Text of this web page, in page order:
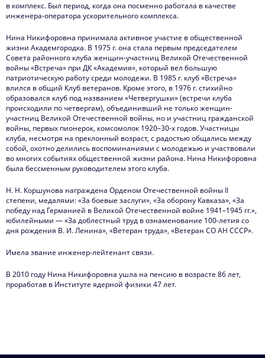
в комплекс. Был период, когда она посменно работала в качестве
инженера-оператора ускорительного комплекса.
Нина Никифоровна принимала активное участие в общественной
жизни Академгородка. В 1975 г. она стала первым председателем
Совета районного клуба женщин-участниц Великой Отечественной
войны «Встреча» при ДК «Академия», который вел большую
патриотическую работу среди молодежи. В 1985 г. клуб «Встреча»
влился в общий Клуб ветеранов. Кроме этого, в 1976 г. стихийно
образовался клуб под названием «Четвергушки» (встречи клуба
происходили по четвергам), объединивший не только женщин-
участниц Великой Отечественной войны, но и участниц гражданской
войны, первых пионерок, комсомолок 1920–30-х годов. Участницы
клуба, несмотря на преклонный возраст, с радостью общались между
собой, охотно делились воспоминаниями с молодежью и участвовали
во многих событиях общественной жизни района. Нина Никифоровна
была бессменным руководителем этого клуба.
Н. Н. Коршунова награждена Орденом Отечественной войны II
степени, медалями: «За боевые заслуги», «За оборону Кавказа», «За
победу над Германией в Великой Отечественной войне 1941–1945 гг.»,
юбилейными — «За доблестный труд в ознаменование 100-летия со
дня рождения В. И. Ленина», «Ветеран труда», «Ветеран СО АН СССР».
Имела звание инженер-лейтенант связи.
В 2010 году Нина Никифоровна ушла на пенсию в возрасте 86 лет,
проработав в Институте ядерной физики 47 лет.